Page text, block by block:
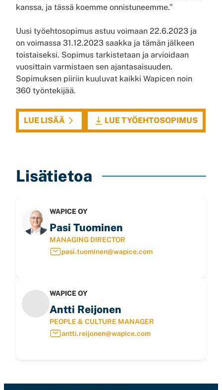
kanssa, ja tässä koemme onnistuneemme.”
Uusi työehtosopimus astuu voimaan 22.6.2023 ja
on voimassa 31.12.2023 saakka ja tämän jälkeen
toistaiseksi. Sopimus tarkistetaan ja arvioidaan
vuosittain varmistaen sen ajantasaisuuden.
Sopimuksen piiriin kuuluvat kaikki Wapicen noin
360 työntekijää.
LUE LISÄÄ LUE TYÖEHTOSOPIMUS
Lisätietoa
WAPICE OY
Pasi Tuominen
MANAGING DIRECTOR
pasi.tuominen@wapice.com
WAPICE OY
Antti Reijonen
PEOPLE & CULTURE MANAGER
antti.reijonen@wapice.com